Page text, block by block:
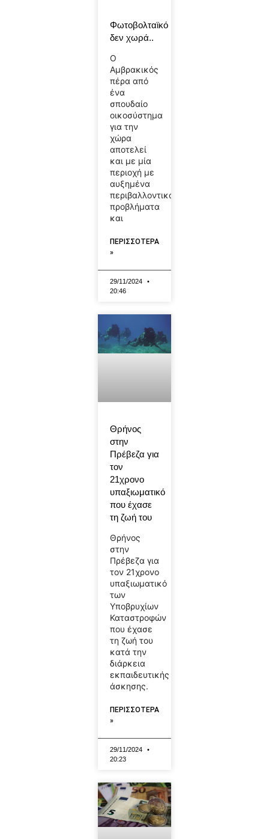
Φωτοβολταϊκό
δεν χωρά..
Ο
Αμβρακικός
πέρα από
ένα
σπουδαίο
οικοσύστημα
για την
χώρα
αποτελεί
και με μία
περιοχή με
αυξημένα
περιβαλλοντικά
προβλήματα
και
ΠΕΡΙΣΣΟΤΕΡΑ
»
29/11/2024
20:46
Θρήνος
στην
Πρέβεζα για
τον
21χρονο
υπαξιωματικό
που έχασε
τη ζωή του
Θρήνος
στην
Πρέβεζα για
τον 21χρονο
υπαξιωματικό
των
Υποβρυχίων
Καταστροφών
που έχασε
τη ζωή του
κατά την
διάρκεια
εκπαιδευτικής
άσκησης.
ΠΕΡΙΣΣΟΤΕΡΑ
»
29/11/2024
20:23